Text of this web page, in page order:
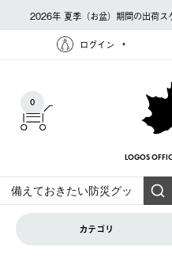
2026年 夏季（お盆）期間の出荷ス
ログイン
0
LOGOS
カテゴリ